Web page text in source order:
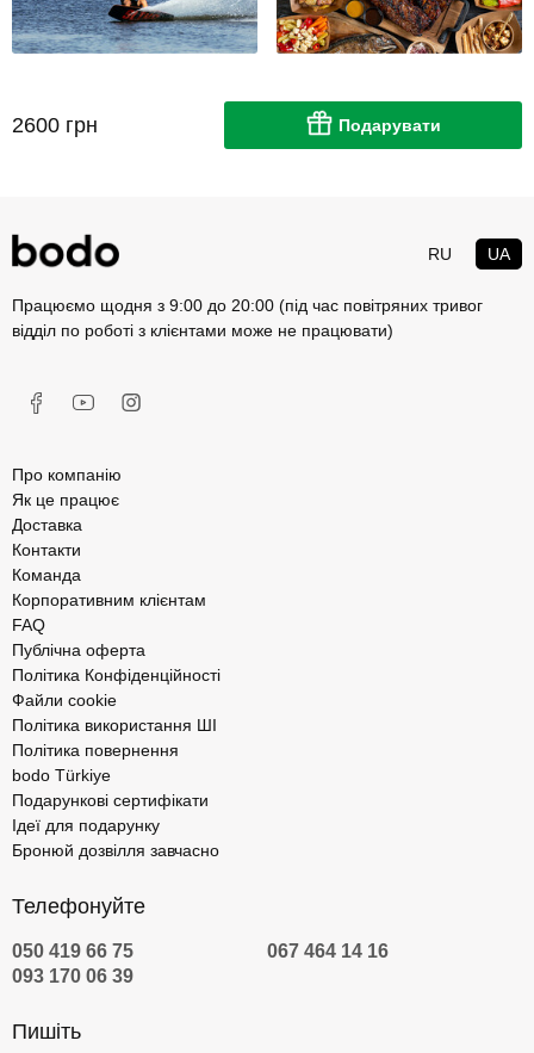
2600 грн Подарувати
RU UA
Працюємо щодня з 9:00 до 20:00 (під час повітряних тривог
відділ по роботі з клієнтами може не працювати)
Про компанію
Як це працює
Доставка
Контакти
Команда
Корпоративним клієнтам
FAQ
Публічна оферта
Політика Конфіденційності
Файли cookie
Політика використання ШІ
Політика повернення
bodo Türkiye
Подарункові сертифікати
Ідеї для подарунку
Бронюй дозвілля завчасно
Телефонуйте
050 419 66 75
067 464 14 16
093 170 06 39
Пишіть